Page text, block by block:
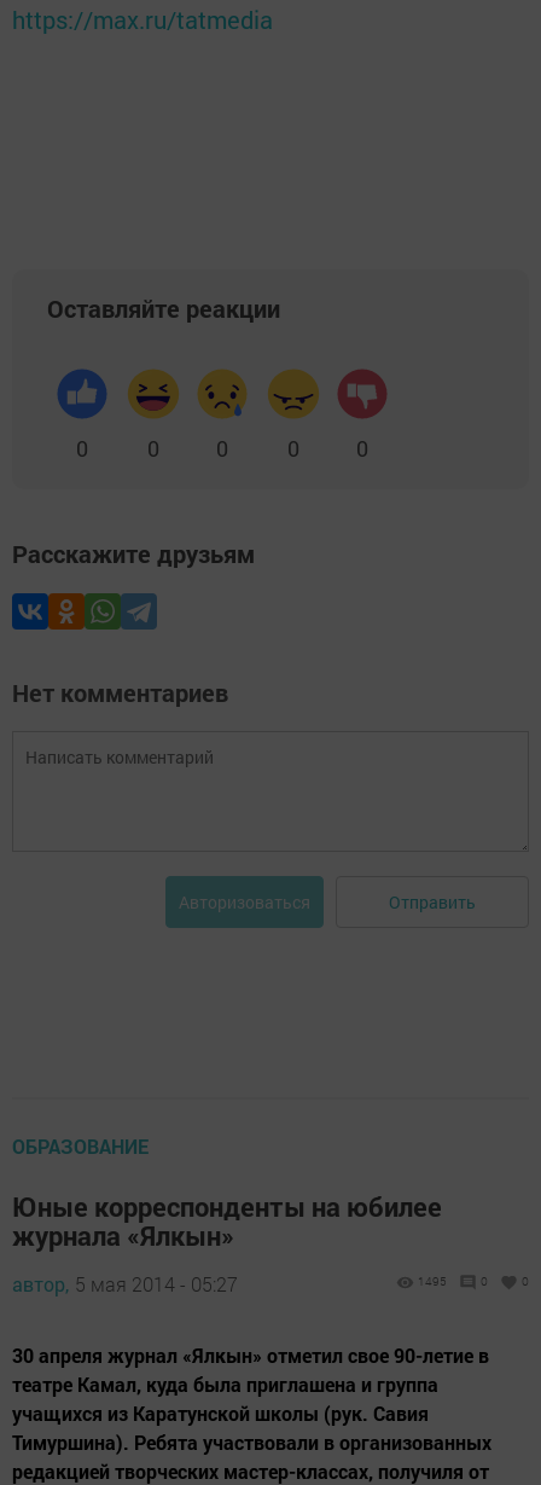
https://max.ru/tatmedia
Оставляйте реакции
0 0 0 0 0
Расскажите друзьям
Нет комментариев
Авторизоваться Отправить
ОБРАЗОВАНИЕ
Юные корреспонденты на юбилее
журнала «Ялкын»
автор, 5 мая 2014 - 05:27 1495 0 0
30 апреля журнал «Ялкын» отметил свое 90-летие в
театре Камал, куда была приглашена и группа
учащихся из Каратунской школы (рук. Савия
Тимуршина). Ребята участвовали в организованных
редакцией творческих мастер-классах, получиля от